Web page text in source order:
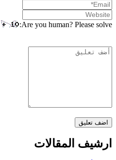
Are you human? Please solve:
ارشيف المقالات